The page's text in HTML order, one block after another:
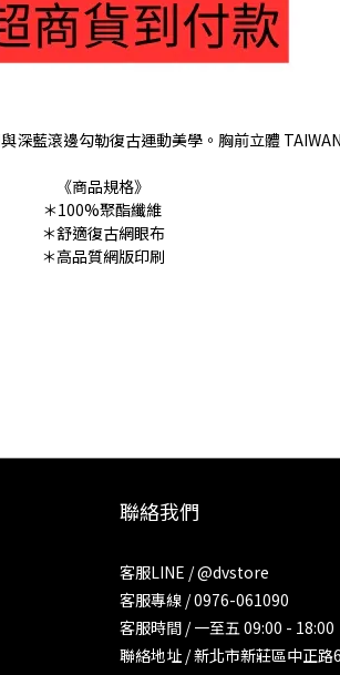
深藍滾邊勾勒復古運動美學。胸前立體
《商品規格》
＊100%聚酯纖維
＊舒適復古網眼布
＊高品質網版印刷
聯絡我們
客服LINE / @dvstore
客服專線 / 0976-061090
客服時間 / 一至五 09:00 - 18:00
聯絡地址 / 新北市新莊區中正路